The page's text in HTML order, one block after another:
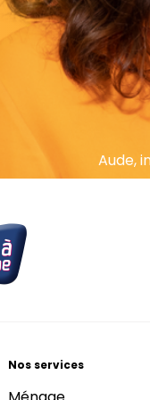
Aude,
Nos services